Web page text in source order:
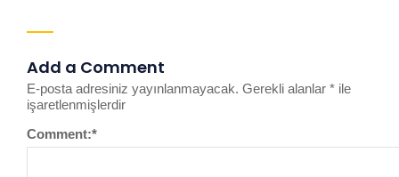
Add a Comment
E-posta adresiniz yayınlanmayacak. Gerekli alanlar * ile
işaretlenmişlerdir
Comment:*